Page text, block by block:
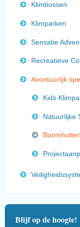
Klimbossen
Klimparken
Sensatie
Recreatieve
Avontuurlijk
Kids
Natuurlijke
Boomhutten
Blijf op de hoogte!